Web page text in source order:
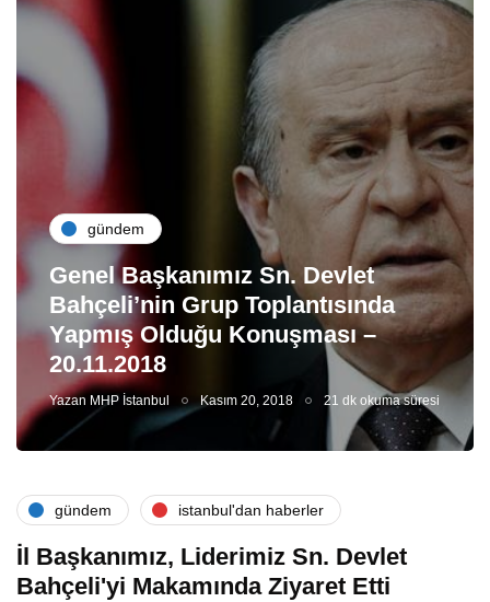
gündem
Genel Başkanımız Sn. Devlet
Bahçeli’nin Grup Toplantısında
Yapmış Olduğu Konuşması –
20.11.2018
Yazan MHP İstanbul Kasım 20, 2018 21 dk okuma süresi
gündem i̇stanbul'dan haberler
İl Başkanımız, Liderimiz Sn. Devlet
Bahçeli'yi Makamında Ziyaret Etti